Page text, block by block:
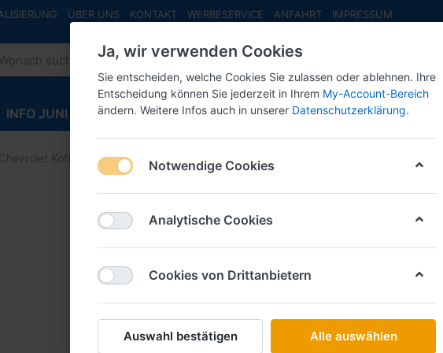
ÜBER UNS KONTAKT WERBESERVICE ANFAHRT IMPRESSUM
INFO JUNI INFO MAI NEU EINGETROFFEN NEUHEITEN
Koffer-Lkw
Wiking
Art.-Nr.
17,50 €
Ja, wir verwenden Cookies
Sie entscheiden, welche Cookies Sie zulassen oder ablehnen. Ihre
Entscheidung können Sie jederzeit in Ihrem My-Account-Bereich
ändern. Weitere Infos auch in unserer Datenschutzerklärung.
Notwendige Cookies
Analytische Cookies
Cookies von Drittanbietern
Auswahl bestätigen Alle auswählen